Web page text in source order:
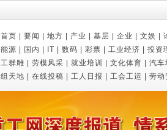
首页 要闻 地方 产业 基层 企业 文娱
能源
国内 IT 数码 彩票 工业经济 投资
工群雕
劳模风采 就业培训 文化体育 汽车
组天地
在线投稿 工人日报 工会工运 劳动